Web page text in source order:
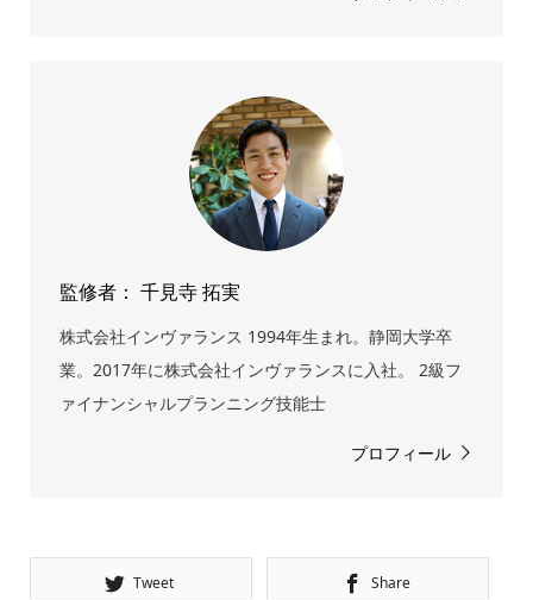
監修者： 千見寺 拓実
株式会社インヴァランス 1994年生まれ。静岡大学卒
業。2017年に株式会社インヴァランスに入社。 2級フ
ァイナンシャルプランニング技能士
プロフィール
Tweet Share